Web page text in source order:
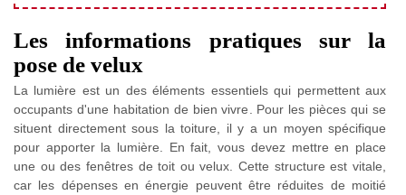
Les informations pratiques sur la
pose de velux
La lumière est un des éléments essentiels qui permettent aux
occupants d'une habitation de bien vivre. Pour les pièces qui se
situent directement sous la toiture, il y a un moyen spécifique
pour apporter la lumière. En fait, vous devez mettre en place
une ou des fenêtres de toit ou velux. Cette structure est vitale,
car les dépenses en énergie peuvent être réduites de moitié